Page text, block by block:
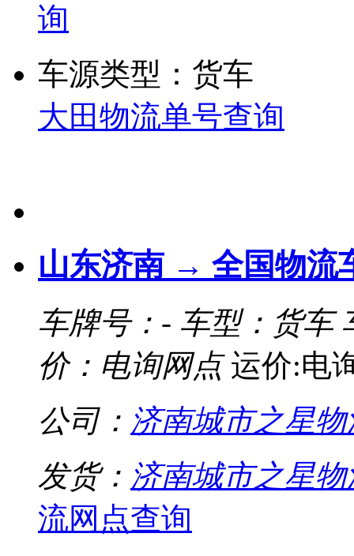
询
车源类型：货车
大田物流单号查询
山东济南 → 全国物流
车牌号：- 车型：货车
价：电询网点运价:电
公司： 济南城市之星物
发货： 济南城市之星
流网点查询